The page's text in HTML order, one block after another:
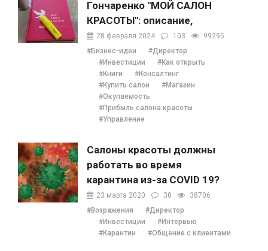
Гончаренко "МОЙ САЛОН
КРАСОТЫ": описание,
содержание, отзывы,
бонусы и 1 глава
28 февраля 2024 103
99295
#Бизнес-идеи
#Директор
#Инвестиции
#Как открыть
#Книги
#Консалтинг
#Купить салон
#Магазин
#Окупаемость
#Прибыль салона красоты
#Управление
Салоны красоты должны
работать во время
карантина из-за COVID 19?
23 марта 2020 30
38706
#Возражения
#Директор
#Инвестиции
#Интервью
#Карантин
#Общение с клиентами